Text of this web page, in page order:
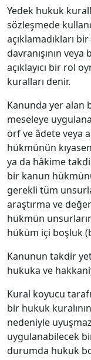
Yedek hukuk
sözleşmede
açıklamadıkları
davranışının
açıklayıcı bir rol
kuralları denir.
Kanunda yer alan
meseleye
örf ve âdete veya
hükmünün
ya da hâkime
bir kanun
gerekli tüm
araştırma ve
hükmün
hüküm içi boşluk
Kanunun takdir
hukuka ve
Kural koyucu
bir hukuk
nedeniyle
uygulanabilecek
durumda hukuk